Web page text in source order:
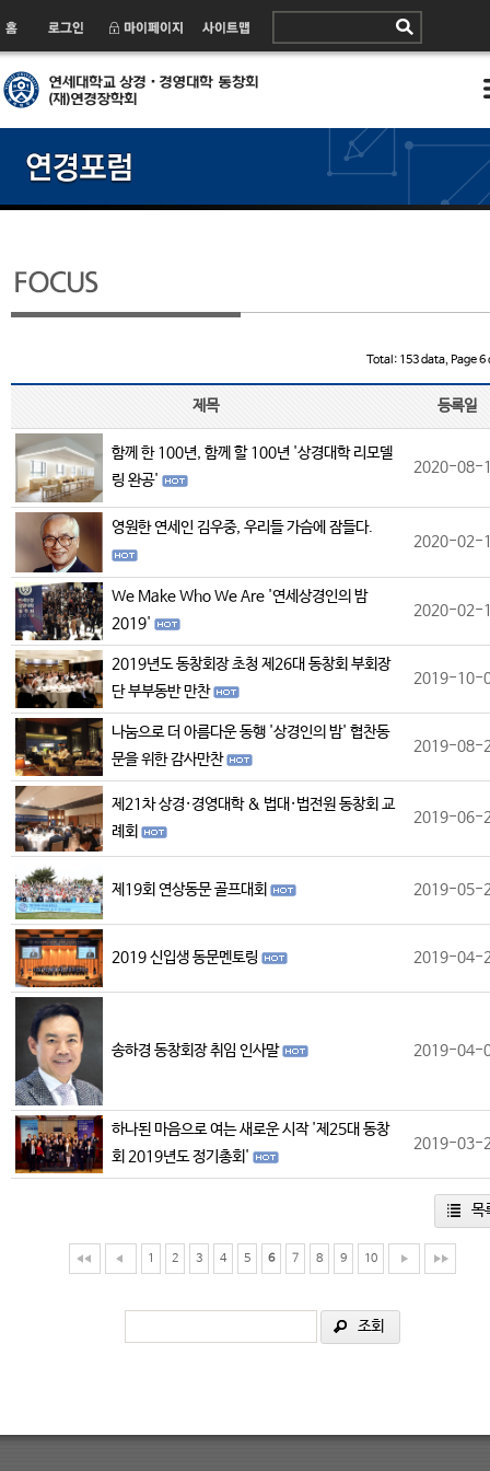
Total: 153 data, Page 6
제목 등록일
함께 한 100년, 함께 할 100년 '상경대학 리모델
링 완공'
2020-08-
영원한 연세인 김우중, 우리들 가슴에 잠들다.
2020-02-
We Make Who We Are '연세상경인의 밤
2019'
2020-02-
2019년도 동창회장 초청 제26대 동창회 부회장
단 부부동반 만찬
2019-10-
나눔으로 더 아름다운 동행 '상경인의 밤' 협찬동
문을 위한 감사만찬
2019-08-
제21차 상경·경영대학 & 법대·법전원 동창회 교
례회
2019-06-
제19회 연상동문 골프대회 2019-05-
2019 신입생 동문멘토링 2019-04-
송하경 동창회장 취임 인사말 2019-04-
하나된 마음으로 여는 새로운 시작 '제25대 동창
회 2019년도 정기총회'
2019-03-
목
1 2 3 4 5 6 7 8 9 10
조회